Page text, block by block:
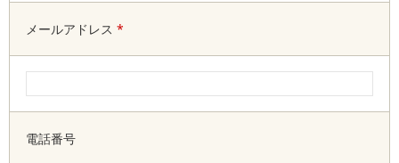
メールアドレス *
電話番号